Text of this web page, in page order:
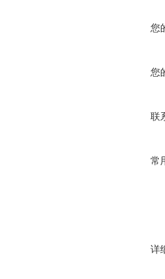
您
您
联
常
详